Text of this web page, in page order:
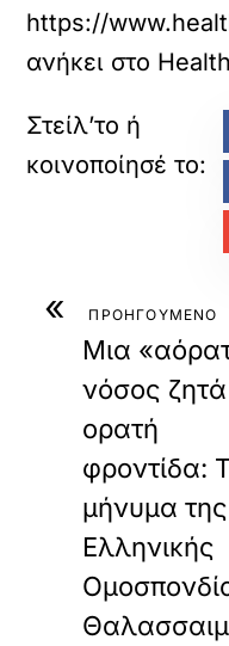
https://
ανήκει στο
« ΠΡΟΗΓΟΥΜΕΝΟ
Μια
νόσος ζητά
ορατή
φροντίδα:
μήνυμα της
Ελληνικής